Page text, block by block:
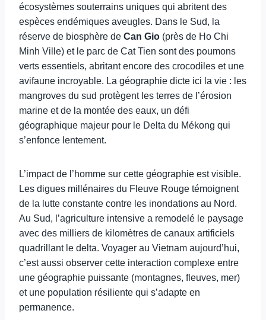
écosystèmes souterrains uniques qui abritent des
espèces endémiques aveugles. Dans le Sud, la
réserve de biosphère de Can Gio (près de Ho Chi
Minh Ville) et le parc de Cat Tien sont des poumons
verts essentiels, abritant encore des crocodiles et une
avifaune incroyable. La géographie dicte ici la vie : les
mangroves du sud protègent les terres de l’érosion
marine et de la montée des eaux, un défi
géographique majeur pour le Delta du Mékong qui
s’enfonce lentement.
L’impact de l’homme sur cette géographie est visible.
Les digues millénaires du Fleuve Rouge témoignent
de la lutte constante contre les inondations au Nord.
Au Sud, l’agriculture intensive a remodelé le paysage
avec des milliers de kilomètres de canaux artificiels
quadrillant le delta. Voyager au Vietnam aujourd’hui,
c’est aussi observer cette interaction complexe entre
une géographie puissante (montagnes, fleuves, mer)
et une population résiliente qui s’adapte en
permanence.